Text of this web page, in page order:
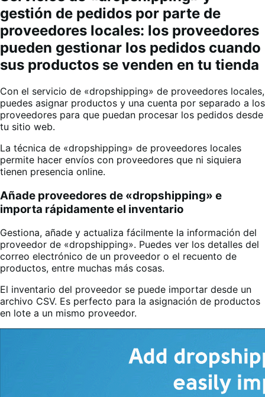
gestión de pedidos por parte de
proveedores locales: los proveedores
pueden gestionar los pedidos cuando
sus productos se venden en tu tienda
Con el servicio de «dropshipping» de proveedores locales,
puedes asignar productos y una cuenta por separado a los
proveedores para que puedan procesar los pedidos desde
tu sitio web.
La técnica de «dropshipping» de proveedores locales
permite hacer envíos con proveedores que ni siquiera
tienen presencia online.
Añade proveedores de «dropshipping» e
importa rápidamente el inventario
Gestiona, añade y actualiza fácilmente la información del
proveedor de «dropshipping». Puedes ver los detalles del
correo electrónico de un proveedor o el recuento de
productos, entre muchas más cosas.
El inventario del proveedor se puede importar desde un
archivo CSV. Es perfecto para la asignación de productos
en lote a un mismo proveedor.